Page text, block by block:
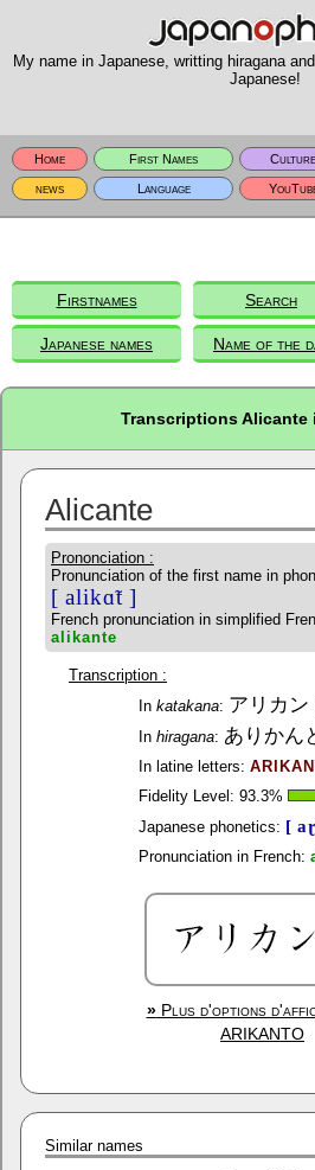
My name in Japanese, writting hiragana
Japanese!
Home First Names Culture
news
Language
Firstnames Search
Japanese names Name of the
Transcriptions Alicante
Alicante
Prononciation :
Pronunciation of the first name in
[ alikɑ̃t ]
French pronunciation in simplified
alikante
Transcription :
In katakana: アリカン
In hiragana: ありかん
In latine letters:
Fidelity Level: 93.3%
Japanese phonetics: [
Pronunciation in French:
»Plus d'options
ARIKANTO
Similar names